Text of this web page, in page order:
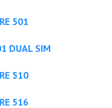
501
DUAL SIM
510
516